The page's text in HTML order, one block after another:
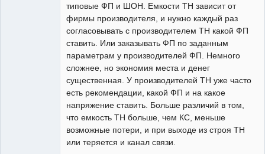
типовые ФП и ШОН. Емкости ТН зависит от
фирмы производителя, и нужно каждый раз
согласовывать с производителем ТН какой ФП
ставить. Или заказывать ФП по заданным
параметрам у производителей ФП. Немного
сложнее, но экономия места и денег
существенная. У производителей ТН уже часто
есть рекомендации, какой ФП и на какое
напряжение ставить. Больше различий в том,
что емкость ТН больше, чем КС, меньше
возможные потери, и при выходе из строя ТН
или теряется и канал связи.